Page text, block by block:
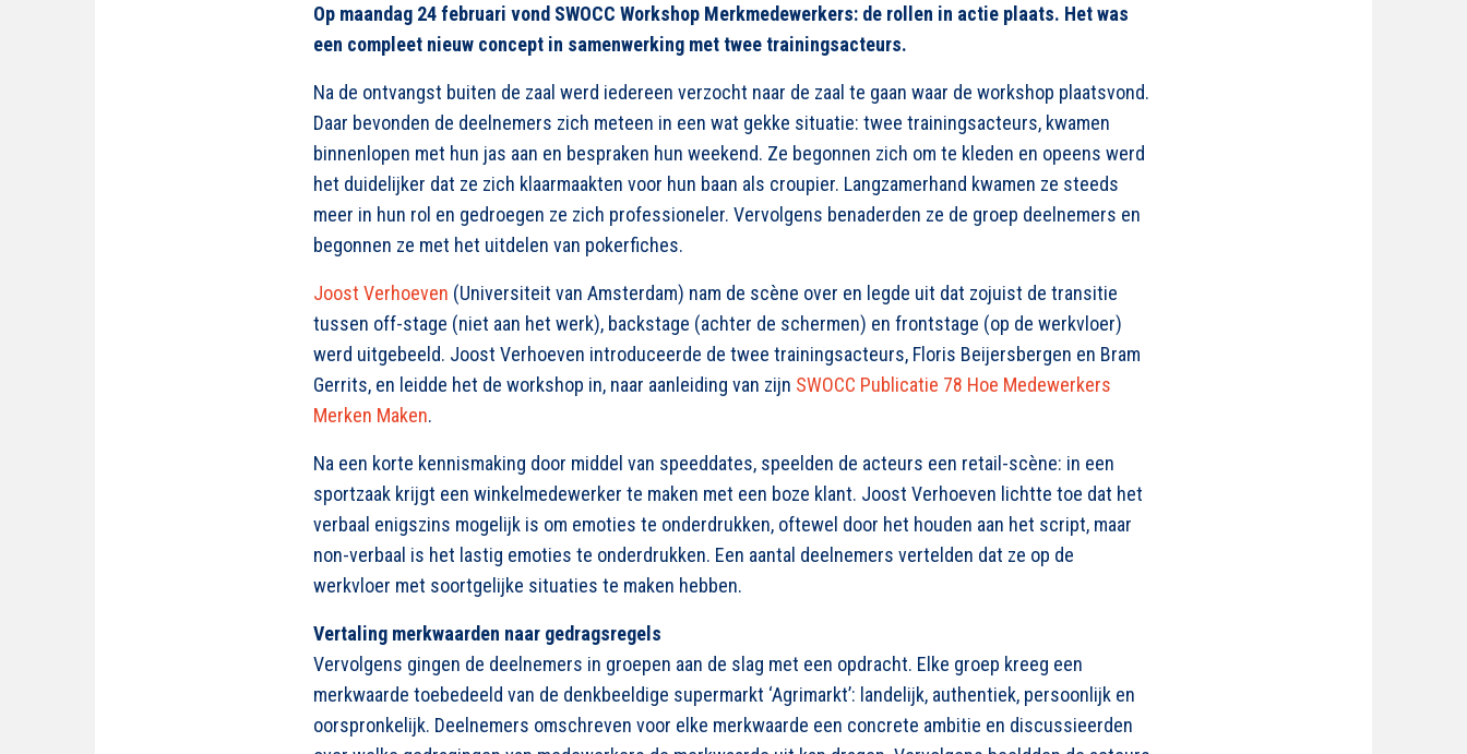
Op maandag 24 februari vond SWOCC Workshop Merkmedewerkers: de rollen in actie plaats. Het was
een compleet nieuw concept in samenwerking met twee trainingsacteurs.
Na de ontvangst buiten de zaal werd iedereen verzocht naar de zaal te gaan waar de workshop plaatsvond.
Daar bevonden de deelnemers zich meteen in een wat gekke situatie: twee trainingsacteurs, kwamen
binnenlopen met hun jas aan en bespraken hun weekend. Ze begonnen zich om te kleden en opeens werd
het duidelijker dat ze zich klaarmaakten voor hun baan als croupier. Langzamerhand kwamen ze steeds
meer in hun rol en gedroegen ze zich professioneler. Vervolgens benaderden ze de groep deelnemers en
begonnen ze met het uitdelen van pokerfiches.
Joost Verhoeven (Universiteit van Amsterdam) nam de scène over en legde uit dat zojuist de transitie
tussen off-stage (niet aan het werk), backstage (achter de schermen) en frontstage (op de werkvloer)
werd uitgebeeld. Joost Verhoeven introduceerde de twee trainingsacteurs, Floris Beijersbergen en Bram
Gerrits, en leidde het de workshop in, naar aanleiding van zijn SWOCC Publicatie 78 Hoe Medewerkers
Merken Maken.
Na een korte kennismaking door middel van speeddates, speelden de acteurs een retail-scène: in een
sportzaak krijgt een winkelmedewerker te maken met een boze klant. Joost Verhoeven lichtte toe dat het
verbaal enigszins mogelijk is om emoties te onderdrukken, oftewel door het houden aan het script, maar
non-verbaal is het lastig emoties te onderdrukken. Een aantal deelnemers vertelden dat ze op de
werkvloer met soortgelijke situaties te maken hebben.
Vertaling merkwaarden naar gedragsregels
Vervolgens gingen de deelnemers in groepen aan de slag met een opdracht. Elke groep kreeg een
merkwaarde toebedeeld van de denkbeeldige supermarkt ‘Agrimarkt’: landelijk, authentiek, persoonlijk en
oorspronkelijk. Deelnemers omschreven voor elke merkwaarde een concrete ambitie en discussieerden